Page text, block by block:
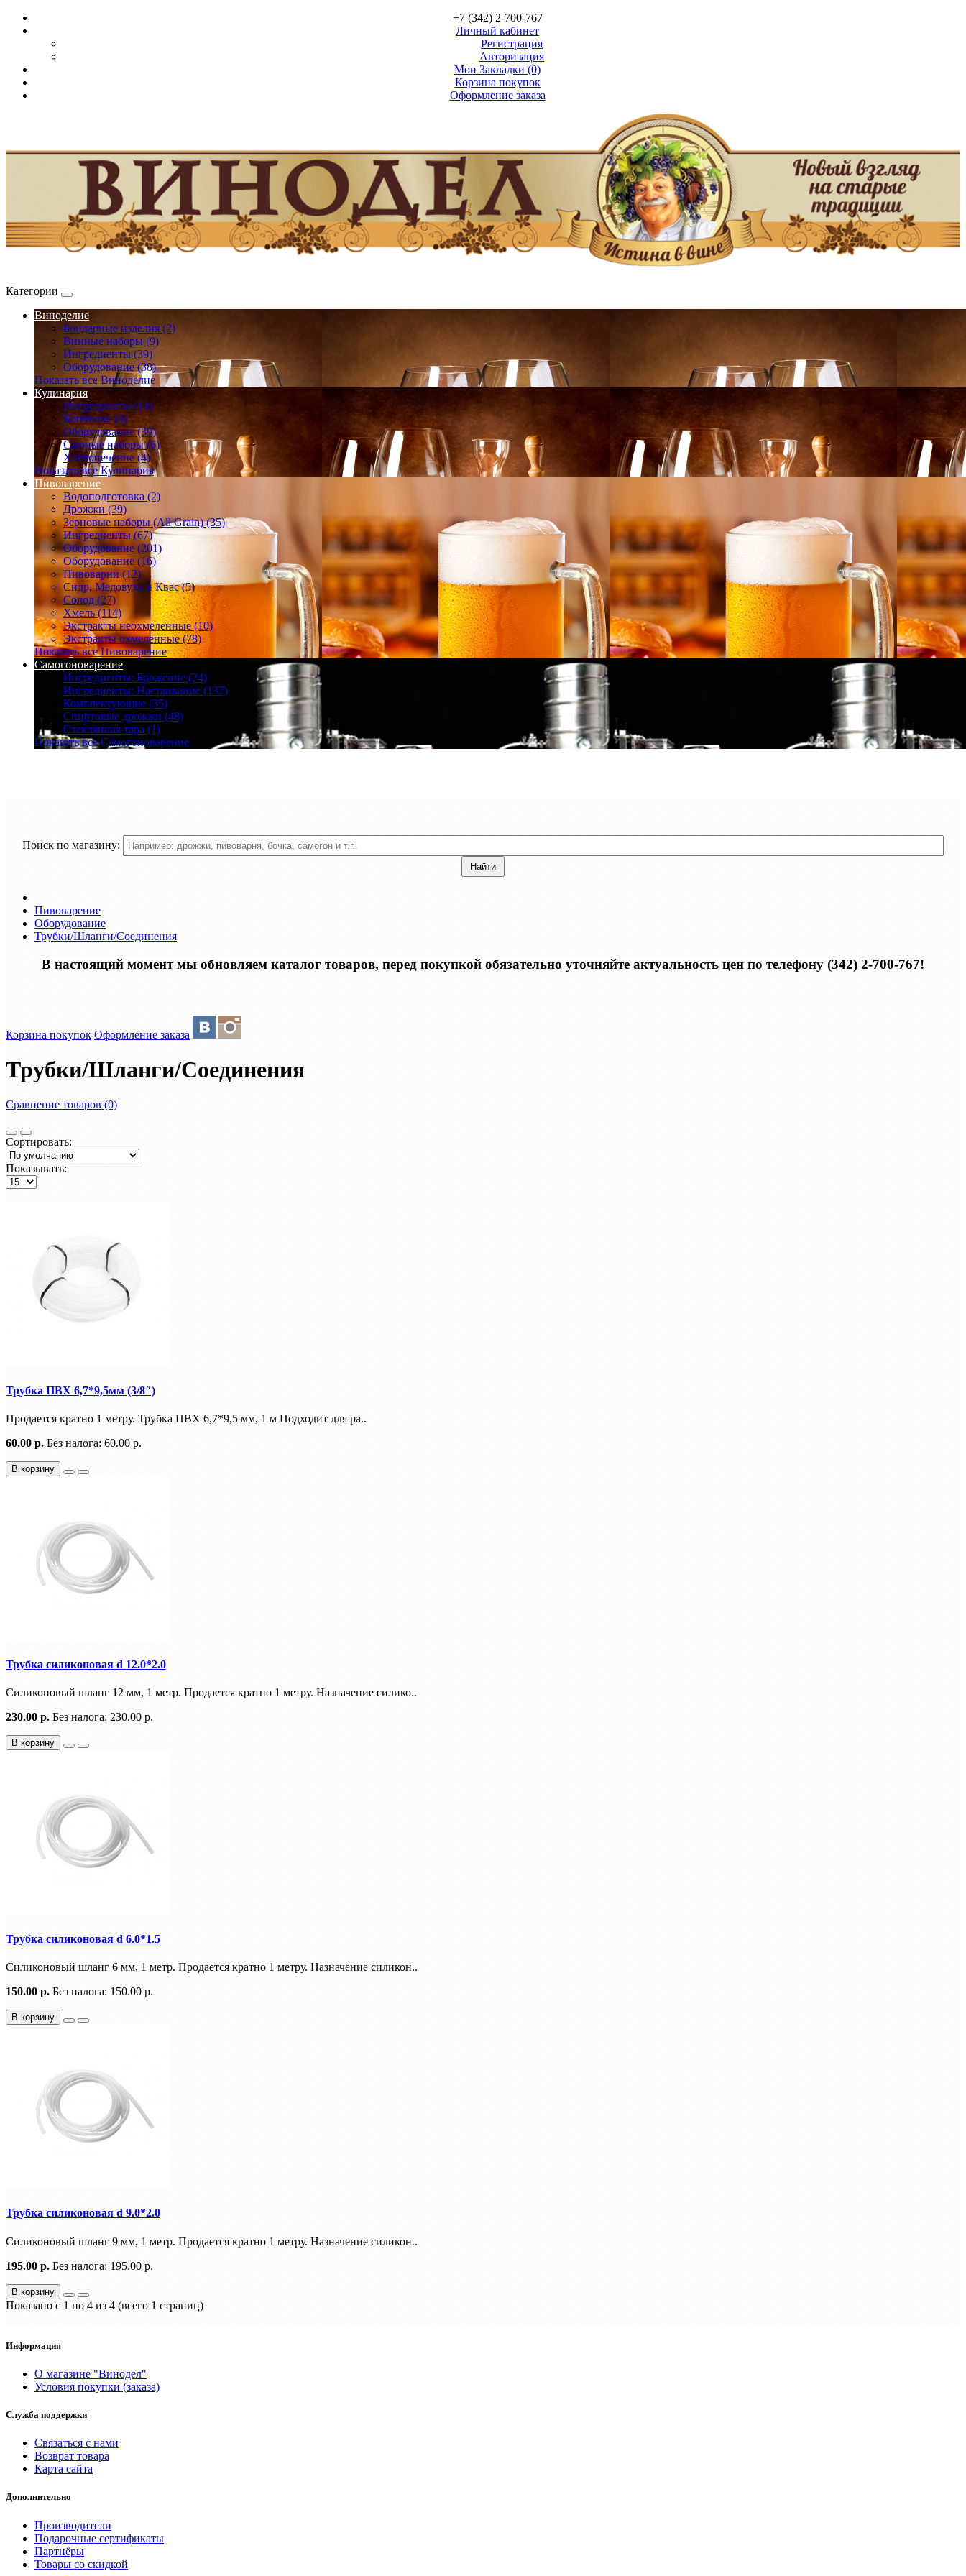
+7 (342) 2-700-767
Личный кабинет
Регистрация
Авторизация
Мои Закладки (0)
Корзина покупок
Оформление заказа
Категории
Виноделие
Бондарные изделия (2)
Винные наборы (9)
Ингредиенты (39)
Оборудование (38)
Показать все Виноделие
Кулинария
Ингредиенты (14)
Копчение (4)
Оборудование (39)
Сырные наборы (6)
Хлебопечение (4)
Показать все Кулинария
Пивоварение
Водоподготовка (2)
Дрожжи (39)
Зерновые наборы (All Grain) (35)
Ингредиенты (67)
Оборудование (201)
Оборудование (16)
Пивоварни (12)
Сидр, Медовуха и Квас (5)
Солод (27)
Хмель (114)
Экстракты неохмеленные (10)
Экстракты охмеленные (78)
Показать все Пивоварение
Самогоноварение
Ингредиенты: Брожение (24)
Ингредиенты: Настаивание (137)
Комплектующие (35)
Спиртовые дрожжи (48)
Стеклянная тара (1)
Показать все Самогоноварение
Поиск по магазину:
Пивоварение
Оборудование
Трубки/Шланги/Соединения
В настоящий момент мы обновляем каталог товаров, перед покупкой обязательно уточняйте актуальность цен по телефону (342) 2-700-767!
Корзина покупок Оформление заказа
Трубки/Шланги/Соединения
Сравнение товаров (0)
Сортировать:
Показывать:
Трубка ПВХ 6,7*9,5мм (3/8″)
Продается кратно 1 метру. Трубка ПВХ 6,7*9,5 мм, 1 м Подходит для ра..
60.00 р. Без налога: 60.00 р.
В корзину
Трубка силиконовая d 12.0*2.0
Силиконовый шланг 12 мм, 1 метр. Продается кратно 1 метру. Назначение силико..
230.00 р. Без налога: 230.00 р.
В корзину
Трубка силиконовая d 6.0*1.5
Силиконовый шланг 6 мм, 1 метр. Продается кратно 1 метру. Назначение силикон..
150.00 р. Без налога: 150.00 р.
В корзину
Трубка силиконовая d 9.0*2.0
Силиконовый шланг 9 мм, 1 метр. Продается кратно 1 метру. Назначение силикон..
195.00 р. Без налога: 195.00 р.
В корзину
Показано с 1 по 4 из 4 (всего 1 страниц)
Информация
О магазине "Винодел"
Условия покупки (заказа)
Служба поддержки
Связаться с нами
Возврат товара
Карта сайта
Дополнительно
Производители
Подарочные сертификаты
Партнёры
Товары со скидкой